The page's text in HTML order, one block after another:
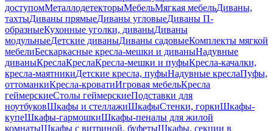
доступомМеталлодетекторыМебельМягкая мебельДиваны,
тахтыДиваны прямыеДиваны угловыеДиваны П-
образныеКухонные уголки, диваныДиваны
модульныеДетские диваныДиваны садовыеКомплекты мягкой
мебелиБескаркасные кресла-мешки и диваныНадувные
диваныКреслаКреслаКресла-мешки и пуфыКресла-качалки,
кресла-маятникиДетские кресла, пуфыНадувные креслаПуфы,
оттоманкиКресла-кроватиИгровая мебельКресла
геймерскиеСтолы геймерскиеПодставки для
ноутбуковШкафы и стеллажиШкафыСтенки, горкиШкафы-
купеШкафы-гармошкиШкафы-пеналы для жилой
комнатыШкафы с витриной, буфетыШкафы, секции в